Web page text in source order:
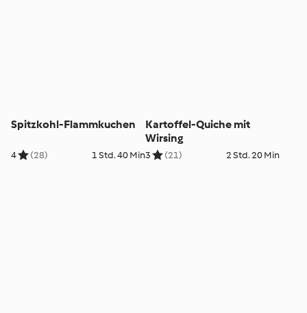
Spitzkohl-Flammkuchen
4 (28) 1 Std. 40 Min
Kartoffel-Quiche mit
Wirsing
3 (21) 2 Std. 20 Min